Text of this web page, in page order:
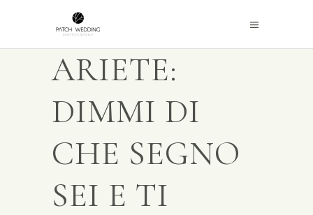
ARIETE:
DIMMI DI
CHE SEGNO
SEI E TI